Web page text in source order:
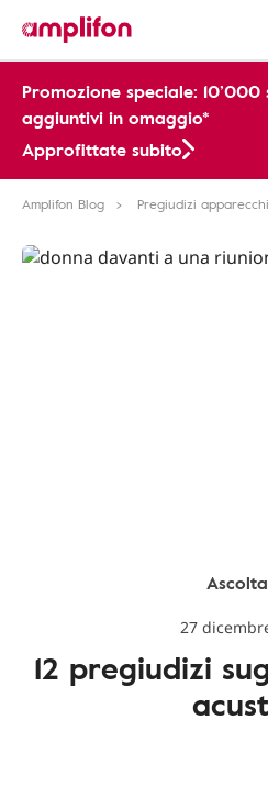
Promozione speciale:
aggiuntivi in omaggio*
Approfittate subito
Amplifon Blog Pregiudizi
27
12 pregiudizi